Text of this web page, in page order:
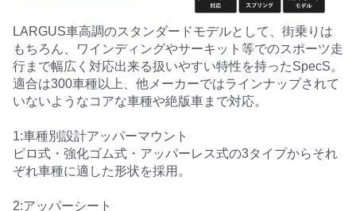
LARGUS車高調のスタンダードモデルとして、街乗りは
もちろん、ワインディングやサーキット等でのスポーツ走
行まで幅広く対応出来る扱いやすい特性を持ったSpecS。
適合は300車種以上、他メーカーではラインナップされて
いないようなコアな車種や絶版車まで対応。
1:車種別設計アッパーマウント
ピロ式・強化ゴム式・アッパーレス式の3タイプからそれ
ぞれ車種に適した形状を採用。
2:アッパーシート